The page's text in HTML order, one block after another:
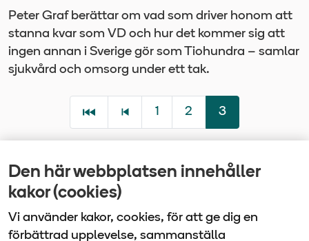
Den här webbplatsen innehåller
kakor (cookies)
Vi använder kakor, cookies, för att ge dig en
förbättrad upplevelse, sammanställa
Peter Graf berättar om vad som driver honom att
stanna kvar som VD och hur det kommer sig att
ingen annan i Sverige gör som Tiohundra – samlar
sjukvård och omsorg under ett tak.
1 2 3
Senast uppdaterad